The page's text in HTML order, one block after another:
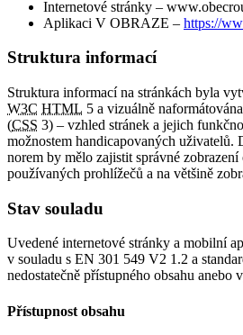
Internetové stránky –
Aplikaci V OBRAZE – https://
Struktura informací
Struktura informací na stránkách byla
W3C HTML 5 a vizuálně
(CSS 3) – vzhled stránek a jejich
možnostem handicapovaných uživatelů.
norem by mělo zajistit správné zobrazení
používaných prohlížečů a na většině
Stav souladu
Uvedené internetové stránky a mobilní
v souladu s EN 301 549 V2 1.2 a
nedostatečně přístupného obsahu anebo
Přístupnost obsahu